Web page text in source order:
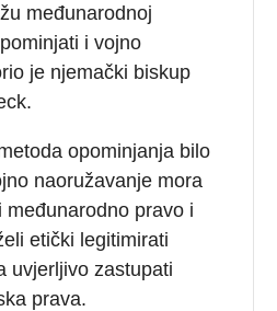
međunarodnoj
i vojno
je njemački biskup
opominjanja bilo
naoružavanje mora
međunarodno pravo i
etički legitimirati
uvjerljivo zastupati
prava.